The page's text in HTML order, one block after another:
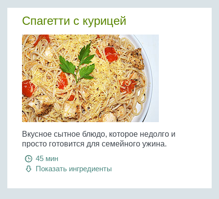
Яйца
Крупы
Спагетти с курицей
Вкусное сытное блюдо, которое недолго и
просто готовится для семейного ужина.
45 мин
Показать ингредиенты